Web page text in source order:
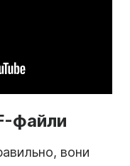
файли
вони